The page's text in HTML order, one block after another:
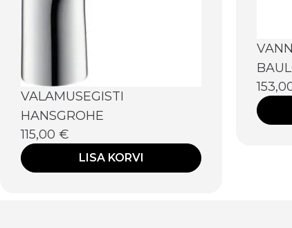
VALAMUSEGISTI
HANSGROHE
115,00 €
LISA KORVI